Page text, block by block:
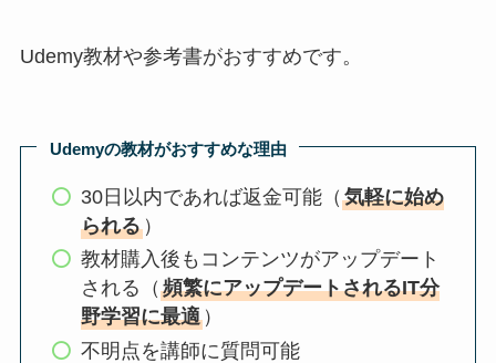
Udemy教材や参考書がおすすめです。
Udemyの教材がおすすめな理由
30日以内であれば返金可能（ 気軽に始め
られる）
教材購入後もコンテンツがアップデート
される（ 頻繁にアップデートされるIT分
野学習に最適）
不明点を講師に質問可能